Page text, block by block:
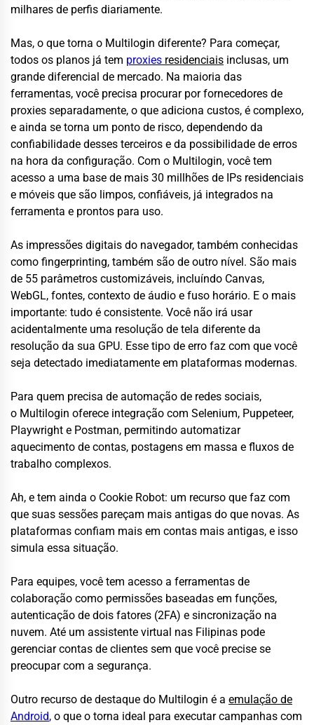
milhares de perfis diariamente.
Mas, o que torna o Multilogin diferente? Para começar,
todos os planos já tem proxies residenciais inclusas, um
grande diferencial de mercado. Na maioria das
ferramentas, você precisa procurar por fornecedores de
proxies separadamente, o que adiciona custos, é complexo,
e ainda se torna um ponto de risco, dependendo da
confiabilidade desses terceiros e da possibilidade de erros
na hora da configuração. Com o Multilogin, você tem
acesso a uma base de mais 30 millhões de IPs residenciais
e móveis que são limpos, confiáveis, já integrados na
ferramenta e prontos para uso.
As impressões digitais do navegador, também conhecidas
como fingerprinting, também são de outro nível. São mais
de 55 parâmetros customizáveis, incluíndo Canvas,
WebGL, fontes, contexto de áudio e fuso horário. E o mais
importante: tudo é consistente. Você não irá usar
acidentalmente uma resolução de tela diferente da
resolução da sua GPU. Esse tipo de erro faz com que você
seja detectado imediatamente em plataformas modernas.
Para quem precisa de automação de redes sociais,
o Multilogin oferece integração com Selenium, Puppeteer,
Playwright e Postman, permitindo automatizar
aquecimento de contas, postagens em massa e fluxos de
trabalho complexos.
Ah, e tem ainda o Cookie Robot: um recurso que faz com
que suas sessões pareçam mais antigas do que novas. As
plataformas confiam mais em contas mais antigas, e isso
simula essa situação.
Para equipes, você tem acesso a ferramentas de
colaboração como permissões baseadas em funções,
autenticação de dois fatores (2FA) e sincronização na
nuvem. Até um assistente virtual nas Filipinas pode
gerenciar contas de clientes sem que você precise se
preocupar com a segurança.
Outro recurso de destaque do Multilogin é a emulação de
Android, o que o torna ideal para executar campanhas com